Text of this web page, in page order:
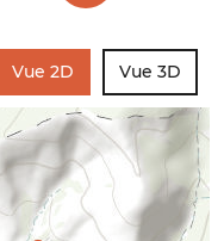
Vue 2D Vue 3D